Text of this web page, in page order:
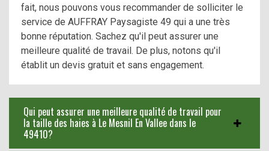
fait, nous pouvons vous recommander de solliciter le
service de AUFFRAY Paysagiste 49 qui a une très
bonne réputation. Sachez qu'il peut assurer une
meilleure qualité de travail. De plus, notons qu'il
établit un devis gratuit et sans engagement.
Qui peut assurer une meilleure qualité de travail pour
la taille des haies à Le Mesnil En Vallee dans le
49410?